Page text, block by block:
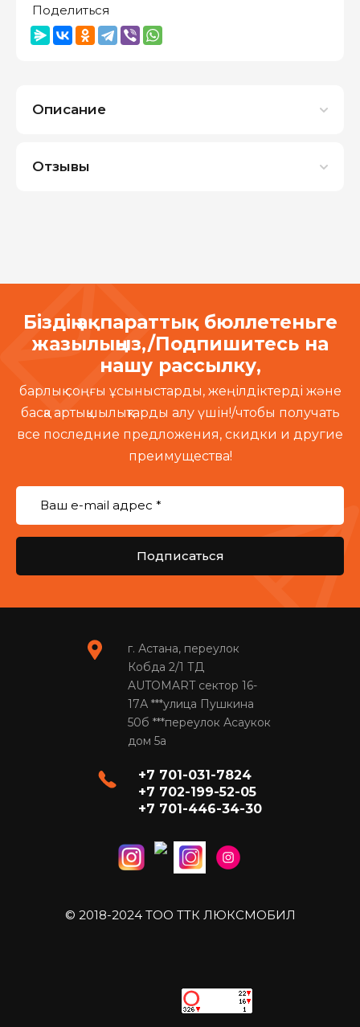
Поделиться
Описание
Отзывы
Біздің ақпараттық бюллетеньге
жазылыңыз,/Подпишитесь на
нашу рассылку,
барлық соңғы ұсыныстарды, жеңілдіктерді және
басқа артықшылықтарды алу үшін!/чтобы получать
все последние предложения, скидки и другие
преимущества!
Подписаться
г. Астана, переулок
Кобда 2/1 ТД
AUTOMART сектор 16-
17А ***улица Пушкина
50б ***переулок Асаукок
дом 5а
+7 701-031-7824
+7 702-199-52-05
+7 701-446-34-30
© 2018-2024 ТОО ТТК ЛЮКСМОБИЛ